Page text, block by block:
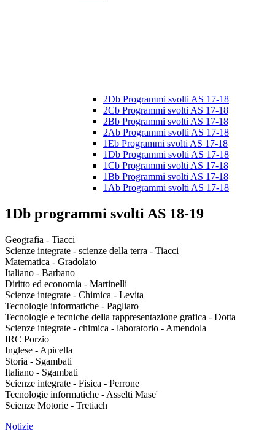
2Db Programmi svolti AS 17-18
2Cb Programmi svolti AS 17-18
2Bb Programmi svolti AS 17-18
2Ab Programmi svolti AS 17-18
1Eb Programmi svolti AS 17-18
1Db Programmi svolti AS 17-18
1Cb Programmi svolti AS 17-18
1Bb Programmi svolti AS 17-18
1Ab Programmi svolti AS 17-18
1Db programmi svolti AS 18-19
Geografia - Tiacci
Scienze integrate - scienze della terra - Tiacci
Matematica - Gradolato
Italiano - Barbano
Diritto ed economia - Martinelli
Scienze integrate - Chimica - Levita
Tecnologie informatiche - Pagliaro
Tecnologie e tecniche della rappresentazione grafica - Dotta
Scienze integrate - chimica - laboratorio - Amendola
IRC Porzio
Inglese - Apicella
Storia - Sgambati
Italiano - Sgambati
Scienze integrate - Fisica - Perrone
Tecnologie informatiche - Asselti Mase'
Scienze Motorie - Tretiach
Notizie